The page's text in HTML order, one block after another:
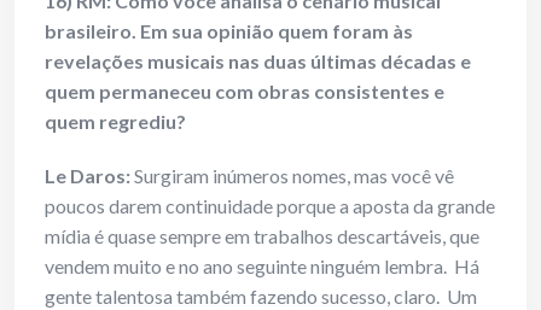
brasileiro. Em sua opinião quem foram às
revelações musicais nas duas últimas décadas e
quem permaneceu com obras consistentes e
quem regrediu?
Le Daros:Surgiram inúmeros nomes, mas você vê
poucos darem continuidade porque a aposta da grande
mídia é quase sempre em trabalhos descartáveis, que
vendem muito e no ano seguinte ninguém lembra. Há
gente talentosa também fazendo sucesso, claro. Um